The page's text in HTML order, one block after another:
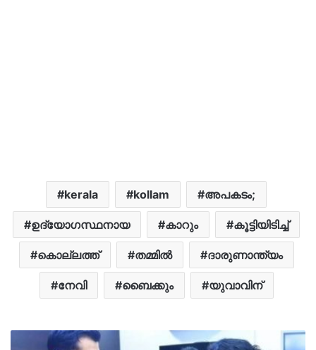
kerala kollam അപകടം;
ഉദ്യോഗസ്ഥനായ കാറും കൂട്ടിയിടിച്ച്
കൊല്ലത്ത് തമ്മിൽ ദാരുണാന്ത്യം
നേവി ബൈക്കും യുവാവിന്